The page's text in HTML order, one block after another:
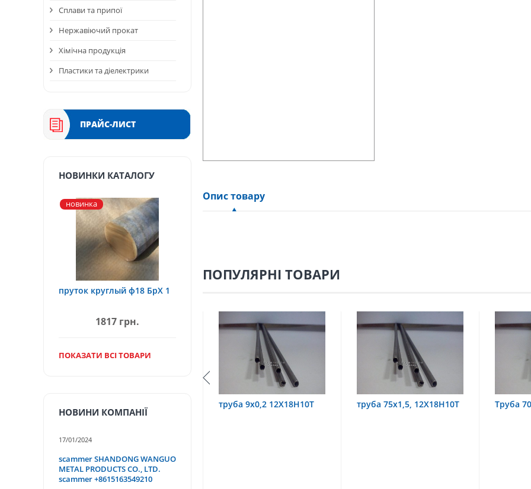
Опис товару
ПОПУЛЯРНІ ТОВАРИ
труба 9х0,2 12Х18Н10Т труба 75х1,5, 12Х18Н10Т Труба 70х8
Сплави та припої
Нержавіючий прокат
Хімічна продукція
Пластики та діелектрики
ПРАЙС-ЛИСТ
НОВИНКИ КАТАЛОГУ
новинка
пруток круглый ф18 БрХ 1
1817 грн.
ПОКАЗАТИ ВСІ ТОВАРИ
НОВИНИ КОМПАНІЇ
17/01/2024
scammer SHANDONG WANGUO
METAL PRODUCTS CO., LTD.
scammer +8615163549210